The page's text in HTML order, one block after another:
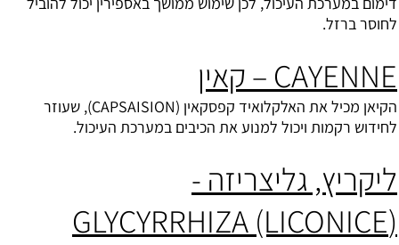
לחוסר ברזל.
CAYENNE – קאין
הקיאן מכיל את האלקלואיד קפסקאין (CAPSAISION), שעוזר
לחידוש רקמות ויכול למנוע את הכיבים במערכת העיכול.
ליקריץ, גליצריזה -
(GLYCYRRHIZA (LICONICE